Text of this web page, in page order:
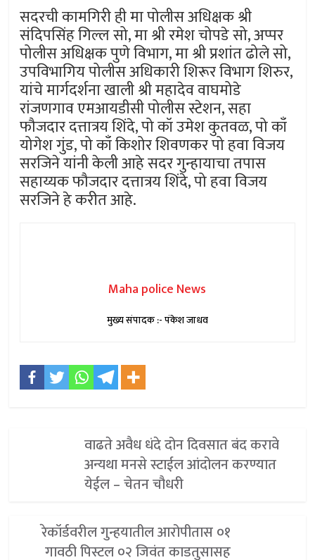
सदरची कामगिरी ही मा पोलीस अधिक्षक श्री
संदिपसिंह गिल्ल सो, मा श्री रमेश चोपडे सो, अप्पर
पोलीस अधिक्षक पुणे विभाग, मा श्री प्रशांत ढोले सो,
उपविभागिय पोलीस अधिकारी शिरूर विभाग शिरुर,
यांचे मार्गदर्शना खाली श्री महादेव वाघमोडे
रांजणगाव एमआयडीसी पोलीस स्टेशन, सहा
फौजदार दत्तात्रय शिंदे, पो कॉ उमेश कुतवळ, पो काँ
योगेश गुंड, पो काँ किशोर शिवणकर पो हवा विजय
सरजिने यांनी केली आहे सदर गुन्हायाचा तपास
सहाय्यक फौजदार दत्तात्रय शिंदे, पो हवा विजय
सरजिने हे करीत आहे.
Maha police News
मुख्य संपादक :- पंकेश जाधव
वाढते अवैध धंदे दोन दिवसात बंद करावे
अन्यथा मनसे स्टाईल आंदोलन करण्यात
येईल – चेतन चौधरी
रेकॉर्डवरील गुन्हयातील आरोपीतास ०१
गावठी पिस्टल ०२ जिवंत काडतुसासह